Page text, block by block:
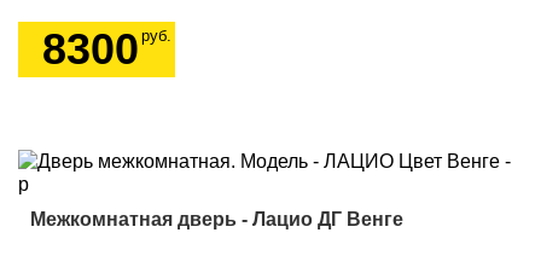
8300 руб.
Межкомнатная дверь - Лацио ДГ Венге